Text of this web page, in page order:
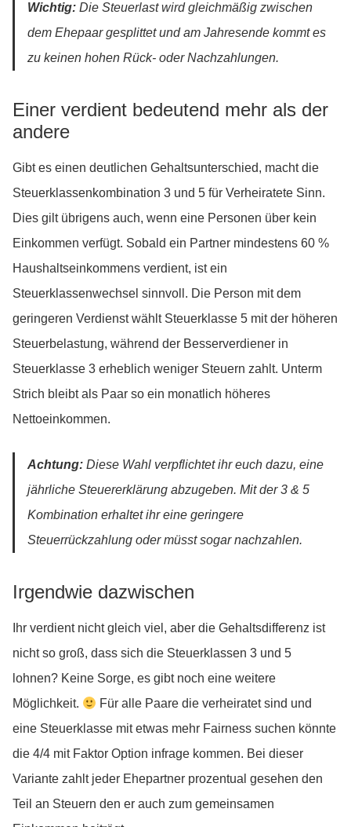
Wichtig: Die Steuerlast wird gleichmäßig zwischen
dem Ehepaar gesplittet und am Jahresende kommt es
zu keinen hohen Rück- oder Nachzahlungen.
Einer verdient bedeutend mehr als der
andere
Gibt es einen deutlichen Gehaltsunterschied, macht die
Steuerklassenkombination 3 und 5 für Verheiratete Sinn.
Dies gilt übrigens auch, wenn eine Personen über kein
Einkommen verfügt. Sobald ein Partner mindestens 60 %
Haushaltseinkommens verdient, ist ein
Steuerklassenwechsel sinnvoll. Die Person mit dem
geringeren Verdienst wählt Steuerklasse 5 mit der höheren
Steuerbelastung, während der Besserverdiener in
Steuerklasse 3 erheblich weniger Steuern zahlt. Unterm
Strich bleibt als Paar so ein monatlich höheres
Nettoeinkommen.
Achtung: Diese Wahl verpflichtet ihr euch dazu, eine
jährliche Steuererklärung abzugeben. Mit der 3 & 5
Kombination erhaltet ihr eine geringere
Steuerrückzahlung oder müsst sogar nachzahlen.
Irgendwie dazwischen
Ihr verdient nicht gleich viel, aber die Gehaltsdifferenz ist
nicht so groß, dass sich die Steuerklassen 3 und 5
lohnen? Keine Sorge, es gibt noch eine weitere
Möglichkeit.
Für alle Paare die verheiratet sind und
eine Steuerklasse mit etwas mehr Fairness suchen könnte
die 4/4 mit Faktor Option infrage kommen. Bei dieser
Variante zahlt jeder Ehepartner prozentual gesehen den
Teil an Steuern den er auch zum gemeinsamen